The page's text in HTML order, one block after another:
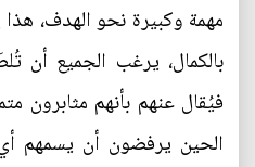
مهمة وكبيرة نحو الهدف،
بالكمال، يرغب الجميع أن
فيُقال عنهم بأنهم مثابرون
الحين يرفضون أن يسمهم